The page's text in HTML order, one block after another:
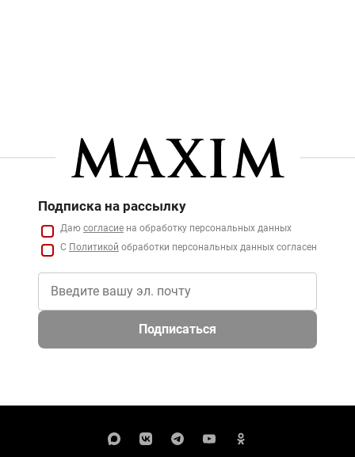
Подписка на рассылку
Даю согласие на обработку персональных данных
С Политикой обработки персональных данных согласен
Подписаться